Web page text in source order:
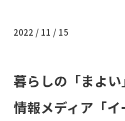
2022 / 11 / 15
暮らしの「まよ
情報メディア「